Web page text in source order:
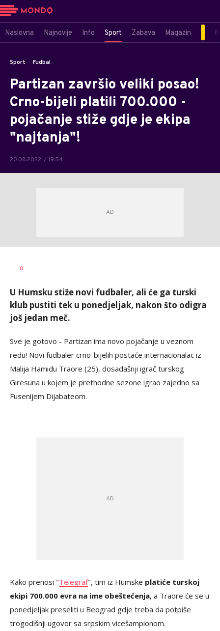
Naslovna Najnovije Info Sport Zabava Magazin
Sport Fudbal
Partizan završio veliki posao!
Crno-bijeli platili 700.000 -
pojačanje stiže gdje je ekipa
"najtanja"!
20.08.2022. / 19:54
AUTOR
0
U Humsku stiže novi fudbaler, ali će ga turski
klub pustiti tek u ponedjeljak, nakon što odigra
još jedan meč.
Sve je gotovo - Partizan ima novo pojačanje u veznom
redu! Novi fudbaler crno-bijelih postaće internacionalac iz
Malija Hamidu Traore (25), dosadašnji igrač turskog
Giresuna u kojem je prethodne sezone igrao zajedno sa
Fusenijem Dijabateom.
Kako prenosi "Telegraf", tim iz Humske platiće turskoj
ekipi 700.000 evra na ime obeštećenja, a Traore će se u
ponedjeljak preseliti u Beograd gdje treba da potpiše
trogodišnji ugovor sa srpskim vicešampionom.